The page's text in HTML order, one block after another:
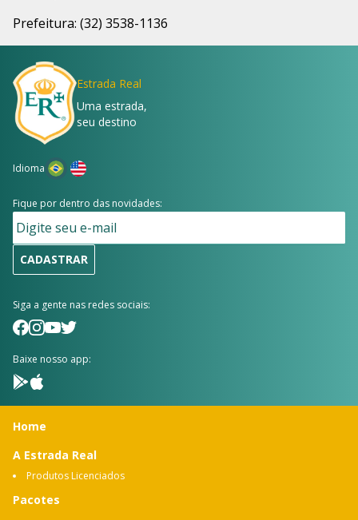
Prefeitura: (32) 3538-1136
Estrada Real
Uma estrada,
seu destino
Idioma
Fique por dentro das novidades:
CADASTRAR
Siga a gente nas redes sociais:
Baixe nosso app:
Home
A Estrada Real
Produtos Licenciados
Pacotes